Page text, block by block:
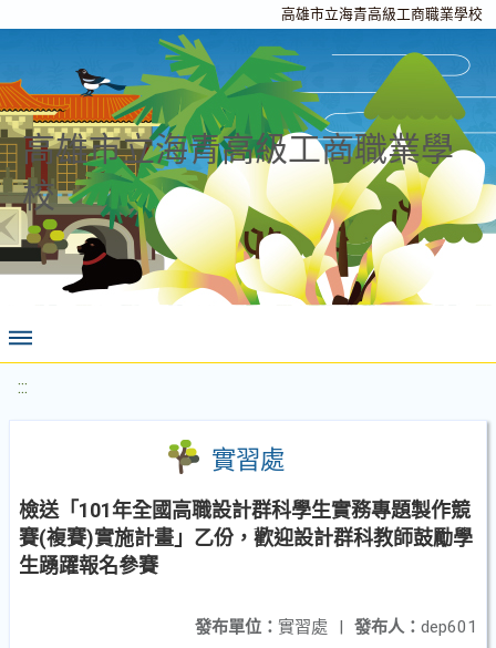
高雄市立海青高級工商職業學校
高雄市立海青高級工商職業學
校
:::
實習處
檢送「101年全國高職設計群科學生實務專題製作競
賽(複賽)實施計畫」乙份，歡迎設計群科教師鼓勵學
生踴躍報名參賽
發布人： dep601
發布單位： 實習處 |